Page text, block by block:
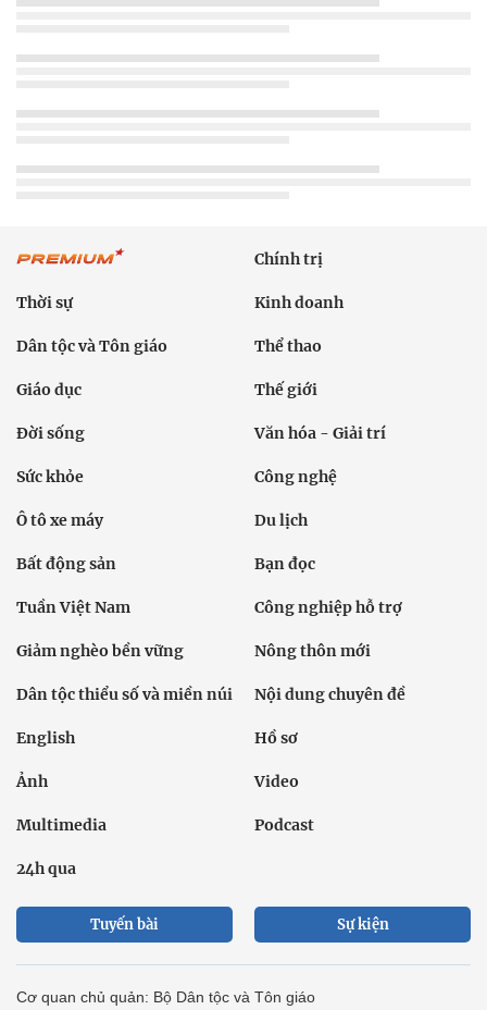
Chính trị
Thời sự Kinh doanh
Dân tộc và Tôn giáo Thể thao
Giáo dục Thế giới
Đời sống Văn hóa - Giải trí
Sức khỏe Công nghệ
Ô tô xe máy Du lịch
Bất động sản Bạn đọc
Tuần Việt Nam Công nghiệp hỗ trợ
Giảm nghèo bền vững Nông thôn mới
Dân tộc thiểu số và miền núi Nội dung chuyên đề
English Hồ sơ
Ảnh Video
Multimedia Podcast
24h qua
Tuyến bài Sự kiện
Cơ quan chủ quản: Bộ Dân tộc và Tôn giáo